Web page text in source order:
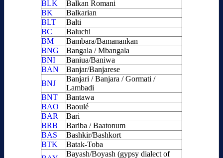
BLK
Balkan Romani
BK
Balkarian
BLT
Balti
BC
Baluchi
BM
Bambara/Bamanankan
BNG
Bangala / Mbangala
BNI
Baniua/Baniwa
BAN
Banjar/Banjarese
BNJ
Banjari / Banjara / Gormati /
Lambadi
BNT
Bantawa
BAO
Baoulé
BAR
Bari
BRB
Bariba / Baatonum
BAS
Bashkir/Bashkort
BTK
Batak-Toba
Bayash/Boyash (gypsy dialect of